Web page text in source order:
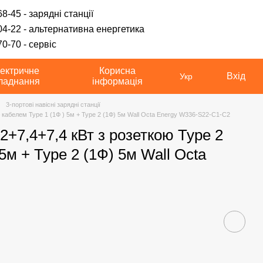
45 - зарядні станції
22 - альтернативна енергетика
70 - сервіс
Корисна
інформація
Укр Вхід
3-портові навісні зарядні станції
кабелем Type 1 (1Ф ) 5м + Type 2 (1Ф) 5м Wall Octa Energy W336-S22-C1-C2
кВт з розеткою Type 2
+ Type 2 (1Ф) 5м Wall Octa